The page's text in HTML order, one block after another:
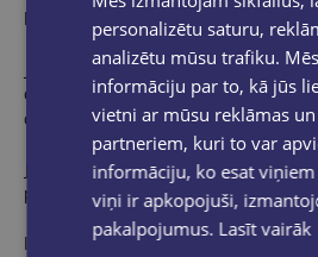
Lonely Planet ceļvedī:
Jaunākā informācija — visi uzņēmumi
atkārtoti pārbaudīti, lai pārliecinātos,
arī pēc 2020. gada Covid-19
JAUNA labākās pieredzes iespēja —
pilsētas labākās pieredzes kolekcija un
Iespēja Kas JAUNS pieskaras kultūras
personalizētu saturu,
analizētu mūsu trafiku.
informāciju par to, kā jūs
vietni ar mūsu reklāmas
partneriem, kuri to var
informāciju, ko esat
viņi ir apkopojuši,
pakalpojumus. Lasīt vairāk